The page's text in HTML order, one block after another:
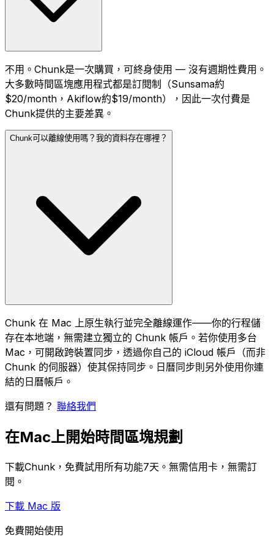
不用。Chunk是一次購買，可終身使用 — 沒有週期性費用。
大多數時間區塊應用程式都是訂閱制（Sunsama約
$20/month，Akiflow約$19/month），因此一次付費是
Chunk提供的主要差異。
Chunk可以離線使用嗎？我的資料存在哪裡？
Chunk 在 Mac 上原生執行並完全離線運作——你的行程儲
存在本地端，無需建立獨立的 Chunk 帳戶。若你使用多台
Mac，可開啟跨裝置同步，透過你自己的 iCloud 帳戶（而非
Chunk 的伺服器）使其保持同步。日曆同步則另外使用你連
結的日曆帳戶。
還有問題？ 聯絡我們
在Mac上開始時間區塊規劃
下載Chunk，免費試用所有功能7天。無需信用卡，無需訂
閱。
下載 Mac 版
免費開始使用